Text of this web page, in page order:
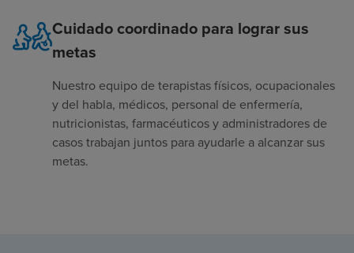
Cuidado coordinado para lograr sus
metas
Nuestro equipo de terapistas físicos, ocupacionales
y del habla, médicos, personal de enfermería,
nutricionistas, farmacéuticos y administradores de
casos trabajan juntos para ayudarle a alcanzar sus
metas.